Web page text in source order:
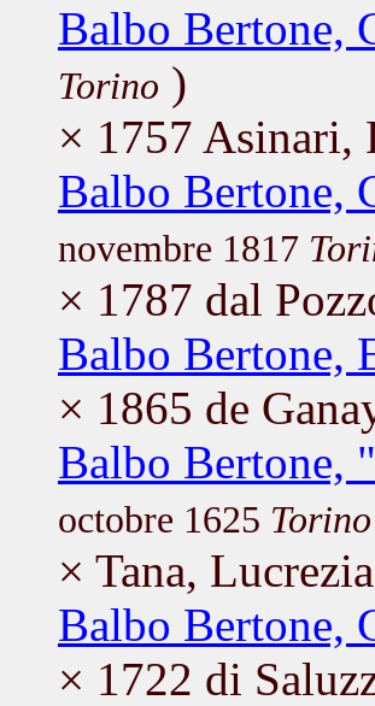
Balbo Bertone,
Torino )
× 1757 Asinari,
Balbo Bertone,
novembre 1817
× 1787 dal
Balbo Bertone,
× 1865 de
Balbo Bertone,
octobre 1625 Torino
× Tana,
Balbo Bertone,
× 1722 di